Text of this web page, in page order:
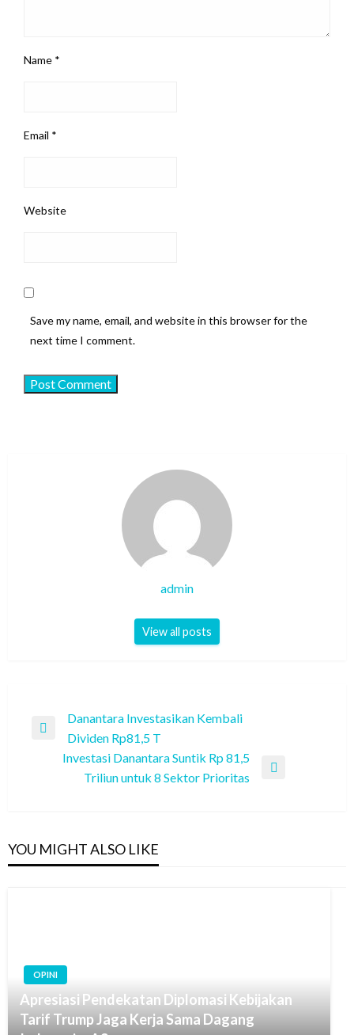
Name *
Email *
Website
Save my name, email, and website in this browser for the
next time I comment.
admin
View all posts
Post
navigation
Previous
Danantara Investasikan Kembali
Dividen Rp81,5 T
Investasi Danantara Suntik Rp 81,5
Triliun untuk 8 Sektor Prioritas
YOU MIGHT ALSO LIKE
OPINI
Apresiasi Pendekatan Diplomasi Kebijakan
Tarif Trump Jaga Kerja Sama Dagang